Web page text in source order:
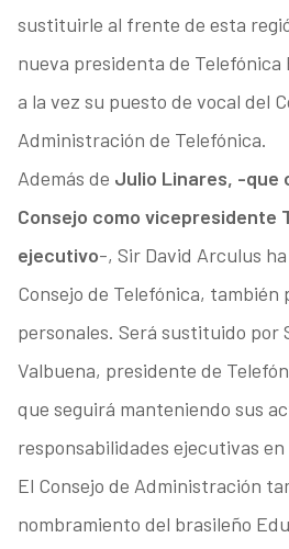
sustituirle al frente de esta
nueva presidenta de
a la vez su puesto de vocal del
Administración de Telefónica.
Además de Julio Linares, -que
Consejo como
ejecutivo-, Sir David Arculus
Consejo de Telefónica, también
personales. Será sustituido por
Valbuena, presidente de
que seguirá manteniendo sus
responsabilidades ejecutivas en
El Consejo de Administración
nombramiento del brasileño